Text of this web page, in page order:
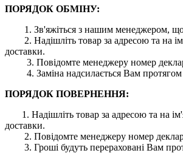
ПОРЯДОК ОБМІНУ:
1. Зв'яжіться з нашим менеджером,
2. Надішліть товар за адресою та на
доставки.
3. Повідомте менеджеру номер
4. Заміна надсилається Вам протягом
ПОРЯДОК ПОВЕРНЕННЯ:
1. Надішліть товар за адресою та на
доставки.
2. Повідомте менеджеру номер
3. Гроші будуть перераховані Вам